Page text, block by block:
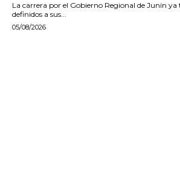
La carrera por el Gobierno Regional de Junín
definidos a sus...
05/08/2026